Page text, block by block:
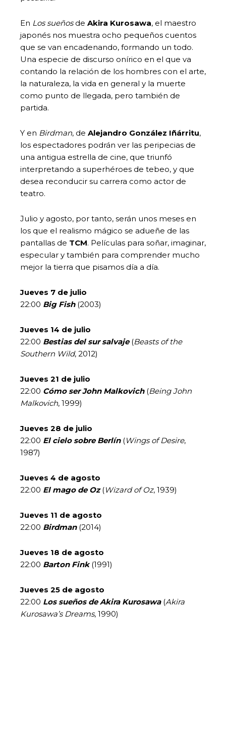
En Los sueñosde Akira Kurosawa, el maestro
japonés nos muestra ocho pequeños cuentos
que se van encadenando, formando un todo.
Una especie de discurso onírico en el que va
contando la relación de los hombres con el arte,
la naturaleza, la vida en general y la muerte
como punto de llegada, pero también de
partida.
Y en Birdman, de Alejandro González Iñárritu,
los espectadores podrán ver las peripecias de
una antigua estrella de cine, que triunfó
interpretando a superhéroes de tebeo, y que
desea reconducir su carrera como actor de
teatro.
Julio y agosto, por tanto, serán unos meses en
los que el realismo mágico se adueñe de las
pantallas de TCM. Películas para soñar, imaginar,
especular y también para comprender mucho
mejor la tierra que pisamos día a día.
Jueves 7 de julio
22:00 Big Fish(2003)
Jueves 14 de julio
22:00 Bestias del sur salvaje (Beasts of the
Southern Wild, 2012)
Jueves 21 de julio
22:00 Cómo ser John Malkovich (Being John
Malkovich, 1999)
Jueves 28 de julio
22:00 El cielo sobre Berlín (Wings of Desire,
1987)
Jueves 4 de agosto
22:00 El mago de Oz (Wizard of Oz, 1939)
Jueves 11 de agosto
22:00 Birdman (2014)
Jueves 18 de agosto
22:00 Barton Fink (1991)
Jueves 25 de agosto
22:00 Los sueños de Akira Kurosawa (Akira
Kurosawa’s Dreams, 1990)